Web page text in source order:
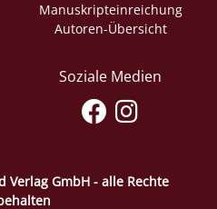
Manuskripteinreichung
Autoren-Übersicht
Soziale Medien
GmbH - alle Rechte